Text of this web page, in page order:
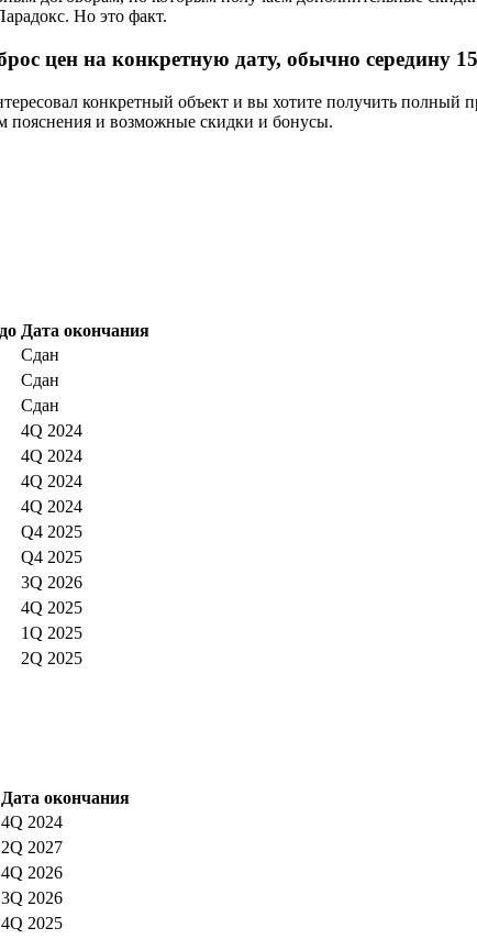
Но это факт.
цен на конкретную дату, обычно середину
конкретный объект и вы хотите получить полный
пояснения и возможные скидки и бонусы.
Дата окончания
Сдан
Сдан
Сдан
4Q 2024
4Q 2024
4Q 2024
4Q 2024
Q4 2025
Q4 2025
3Q 2026
4Q 2025
1Q 2025
2Q 2025
Дата окончания
4Q 2024
2Q 2027
4Q 2026
3Q 2026
4Q 2025